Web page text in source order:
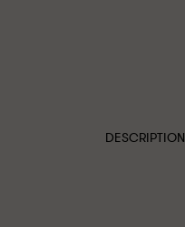
DESCRIPTION